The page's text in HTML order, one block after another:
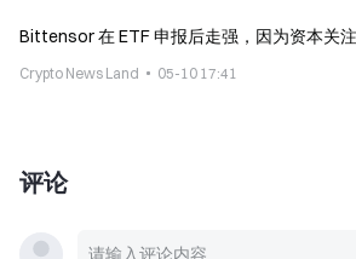
Bittensor 在 ETF 申报后走强，因为资本关
Crypto News Land 05-10 17:41
评论